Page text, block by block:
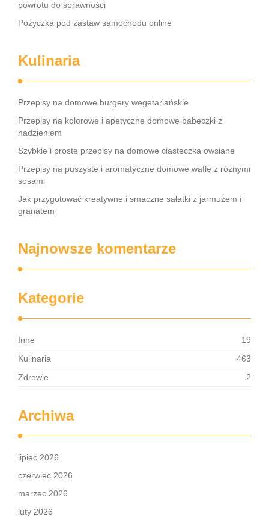
powrotu do sprawności
Pożyczka pod zastaw samochodu online
Kulinaria
Przepisy na domowe burgery wegetariańskie
Przepisy na kolorowe i apetyczne domowe babeczki z
nadzieniem
Szybkie i proste przepisy na domowe ciasteczka owsiane
Przepisy na puszyste i aromatyczne domowe wafle z różnymi
sosami
Jak przygotować kreatywne i smaczne sałatki z jarmużem i
granatem
Najnowsze komentarze
Kategorie
Inne
19
Kulinaria
463
Zdrowie
2
Archiwa
lipiec 2026
czerwiec 2026
marzec 2026
luty 2026